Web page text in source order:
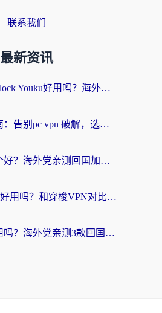
联系我们
最新资讯
ChickCN和Unblock Youku好用吗？海外党亲测3款回国加速器，附iOS免费选择指南
海外党避坑指南：告别pc vpn 破解，选对回国加速器轻松访问国内资源
穿梭和海龟哪个好？海外党亲测回国加速器，附电脑免费VPN推荐
Quickback VPN好用吗？和穿梭VPN对比哪个回国效果更好？海外党必看的真实测评与选择指南
穿梭和快喵好用吗？海外党亲测3款回国加速器，附日本回国VPN避坑指南